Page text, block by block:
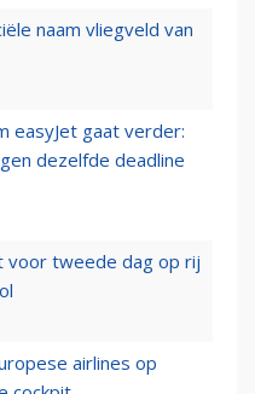
naam vliegveld van
easyJet gaat verder:
dezelfde deadline
voor tweede dag op rij
airlines op